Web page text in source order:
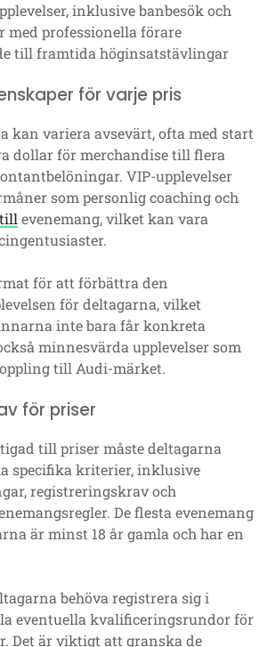
inklusive banbesök och
med professionella förare
till framtida höginsatstävlingar
för varje pris
kan variera avsevärt, ofta med start
dollar för merchandise till flera
VIP-upplevelser
som personlig coaching och
evenemang, vilket kan vara
för att förbättra den
för deltagarna, vilket
inte bara får konkreta
minnesvärda upplevelser som
till Audi-märket.
för priser
till priser måste deltagarna
specifika kriterier, inklusive
registreringskrav och
De flesta evenemang
är minst 18 år gamla och har en
behöva registrera sig i
eventuella kvalificeringsrundor för
Det är viktigt att granska de